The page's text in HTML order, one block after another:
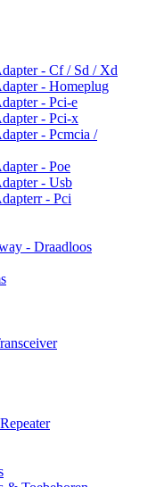
- Cf / Sd / Xd
- Homeplug
- Pci-e
- Pci-x
- Pcmcia /
- Poe
- Usb
- Pci
- Draadloos